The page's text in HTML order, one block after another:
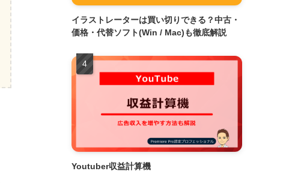
イラストレーターは買い切りできる？中古・
価格・代替ソフト(Win / Mac)も徹底解説
Youtuber収益計算機